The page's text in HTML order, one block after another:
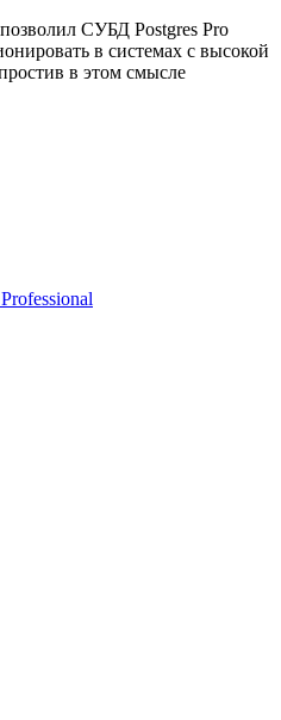
СУБД Postgres Pro
в системах с высокой
в этом смысле